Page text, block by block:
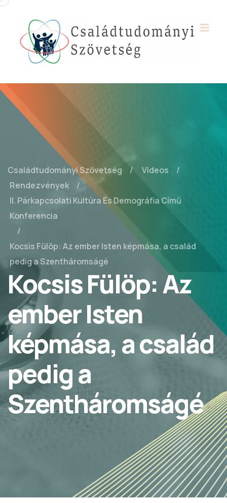
Családtudományi Szövetség
Videos
Rendezvények
II. Párkapcsolati Kultúra És Demográfia Című
Konferencia
Kocsis Fülöp: Az ember Isten képmása, a család
pedig a Szentháromságé
Kocsis Fülöp: Az
ember Isten
képmása, a család
pedig a
Szentháromságé